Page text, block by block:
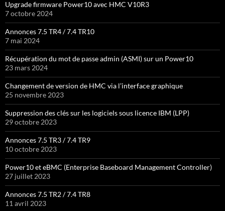
Upgrade firmware Power10 avec HMC V10R3
7 octobre 2024
Annonces 7.5 TR4 / 7.4 TR10
7 mai 2024
Récupération du mot de passe admin (ASMI) sur un Power10
23 mars 2024
Changement de version de HMC via l’interface graphique
25 novembre 2023
Suppression des clés sur les logiciels sous licence IBM (LPP)
29 octobre 2023
Annonces 7.5 TR3 / 7.4 TR9
10 octobre 2023
Power10 et eBMC (Enterprise Baseboard Management Controller)
27 juillet 2023
Annonces 7.5 TR2 / 7.4 TR8
11 avril 2023